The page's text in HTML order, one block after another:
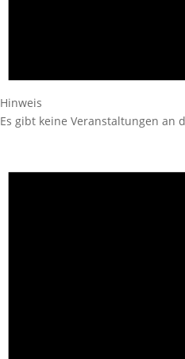
Hinweis
Es gibt keine Veranstaltungen an